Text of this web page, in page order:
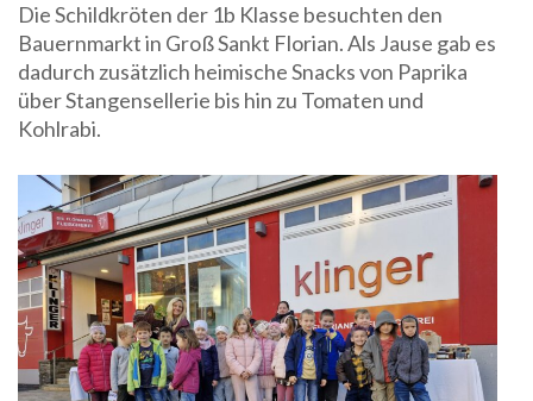
Die Schildkröten der 1b Klasse besuchten den
Bauernmarkt in Groß Sankt Florian. Als Jause gab es
dadurch zusätzlich heimische Snacks von Paprika
über Stangensellerie bis hin zu Tomaten und
Kohlrabi.